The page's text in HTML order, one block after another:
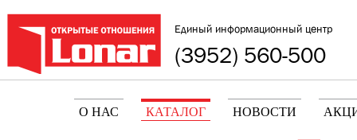
Единый информационный центр
(3952) 560-500
О НАС КАТАЛОГ НОВОСТИ